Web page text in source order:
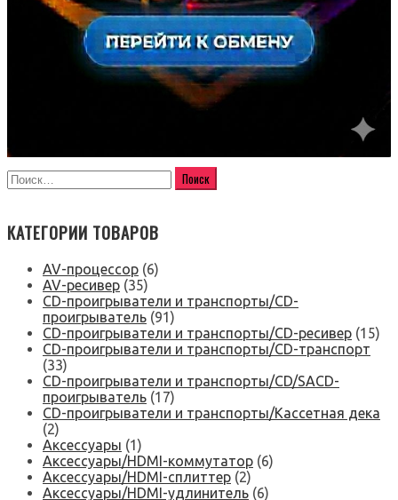
КАТЕГОРИИ ТОВАРОВ
AV-процессор (6)
AV-ресивер (35)
CD-проигрыватели и транспорты/CD-
проигрыватель (91)
CD-проигрыватели и транспорты/CD-ресивер (15)
CD-проигрыватели и транспорты/CD-транспорт
(33)
CD-проигрыватели и транспорты/CD/SACD-
проигрыватель (17)
CD-проигрыватели и транспорты/Кассетная дека
(2)
Аксессуары (1)
Аксессуары/HDMI-коммутатор (6)
Аксессуары/HDMI-сплиттер (2)
Аксессуары/HDMI-удлинитель (6)